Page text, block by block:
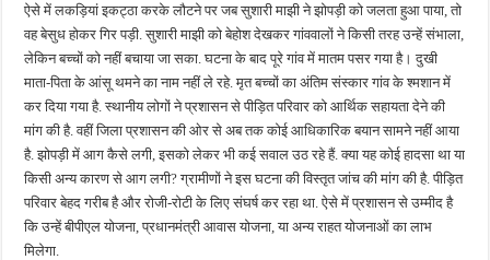
ऐसे में लकड़ियां इकट्ठा करके लौटने पर जब सुशारी माझी ने झोपड़ी को जलता हुआ पाया, तो
वह बेसुध होकर गिर पड़ी. सुशारी माझी को बेहोश देखकर गांववालों ने किसी तरह उन्हें संभाला,
लेकिन बच्चों को नहीं बचाया जा सका. घटना के बाद पूरे गांव में मातम पसर गया है। दुखी
माता-पिता के आंसू थमने का नाम नहीं ले रहे. मृत बच्चों का अंतिम संस्कार गांव के श्मशान में
कर दिया गया है. स्थानीय लोगों ने प्रशासन से पीड़ित परिवार को आर्थिक सहायता देने की
मांग की है. वहीं जिला प्रशासन की ओर से अब तक कोई आधिकारिक बयान सामने नहीं आया
है. झोपड़ी में आग कैसे लगी, इसको लेकर भी कई सवाल उठ रहे हैं. क्या यह कोई हादसा था या
किसी अन्य कारण से आग लगी? ग्रामीणों ने इस घटना की विस्तृत जांच की मांग की है. पीड़ित
परिवार बेहद गरीब है और रोजी-रोटी के लिए संघर्ष कर रहा था. ऐसे में प्रशासन से उम्मीद है
कि उन्हें बीपीएल योजना, प्रधानमंत्री आवास योजना, या अन्य राहत योजनाओं का लाभ
मिलेगा.